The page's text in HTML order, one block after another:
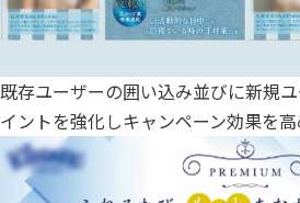
既存ユーザーの囲い込み並びに新規
イントを強化しキャンペーン効果を